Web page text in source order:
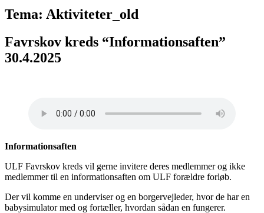
Tema: Aktiviteter_old
Favrskov kreds “Informationsaften”
30.4.2025
Informationsaften
ULF Favrskov kreds vil gerne invitere deres medlemmer og ikke
medlemmer til en informationsaften om ULF forældre forløb.
Der vil komme en underviser og en borgervejleder, hvor de har en
babysimulator med og fortæller, hvordan sådan en fungerer.